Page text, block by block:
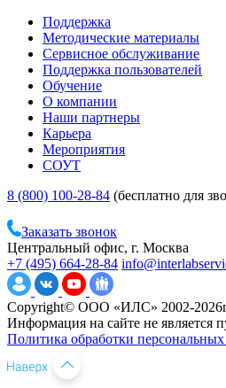
Поддержка
Методические материалы
Сервисное обслуживание
Поддержка пользователей
Обучение
О компании
Наши партнеры
Карьера
Мероприятия
СОУТ
8 (800) 100-28-84 (бесплатно для
Заказать звонок
Центральный офис, г. Москва
+7 (495) 664-28-84
Copyright© ООО «ИЛС» 2002-
Информация на сайте не является
Политика обработки